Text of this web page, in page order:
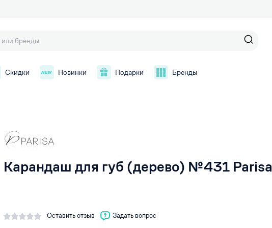
Скидки Новинки Подарки Бренды
Карандаш для губ (дерево) №431 Parisa
Оставить отзыв Задать вопрос